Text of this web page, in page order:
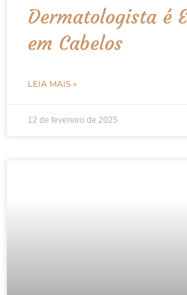
Dermatologista é
em Cabelos
LEIA MAIS »
12 de fevereiro de 2025